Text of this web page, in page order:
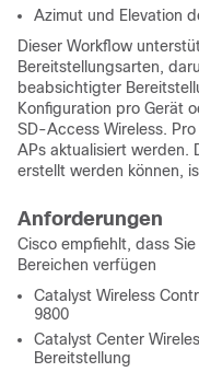
Azimut und Elevation
Dieser Workflow
Bereitstellungsarten,
beabsichtigter
Konfiguration pro Gerät
SD-Access Wireless.
APs aktualisiert werden.
erstellt werden können,
Anforderungen
Cisco empfiehlt, dass
Bereichen verfügen
Catalyst Wireless
9800
Catalyst Center
Bereitstellung